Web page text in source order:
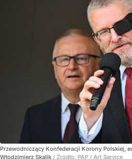
Przewodniczący Konfederacji Korony Polskiej,
Włodzimierz Skalik / Źródło: PAP / Art Service